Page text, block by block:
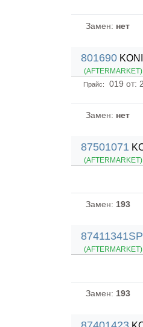
Замен: нет
801690 KONI
(AFTERMARKET)
Прайс: 019 от:
Замен: нет
87501071
(AFTERMARKET)
Замен: 193
(AFTERMARKET)
Замен: 193